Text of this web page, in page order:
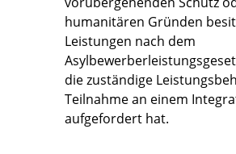
humanitären Gründen
Leistungen nach dem
die zuständige
Teilnahme an einem
aufgefordert hat.